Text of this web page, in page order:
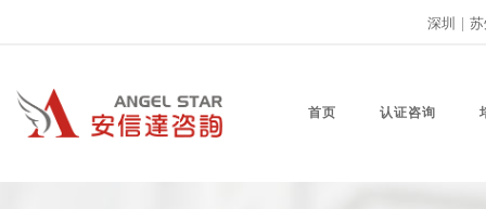
深圳 |
首页 认证咨询